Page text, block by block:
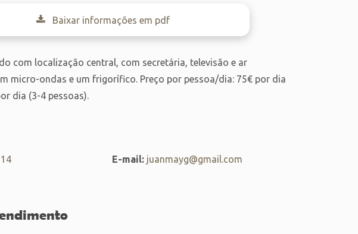
Baixar informações em pdf
com localização central, com secretária, televisão e ar
micro-ondas e um frigorífico. Preço por pessoa/dia: 75€ por dia
dia (3-4 pessoas).
E-mail: juanmayg@gmail.com